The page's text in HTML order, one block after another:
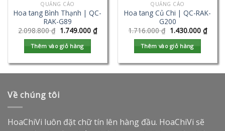
QUẢNG CÁO
Hoa tang Bình Thạnh | QC-
RAK-G89
2.098.800₫ 1.749.000 ₫
Thêm vào giỏ hàng
QUẢNG CÁO
Hoa tang Củ Chi | QC-RAK-
G200
1.716.000₫ 1.430.000 ₫
Thêm vào giỏ hàng
Về chúng tôi
HoaChiVi luôn đặt chữ tín lên hàng đầu. HoaChiVi sẽ